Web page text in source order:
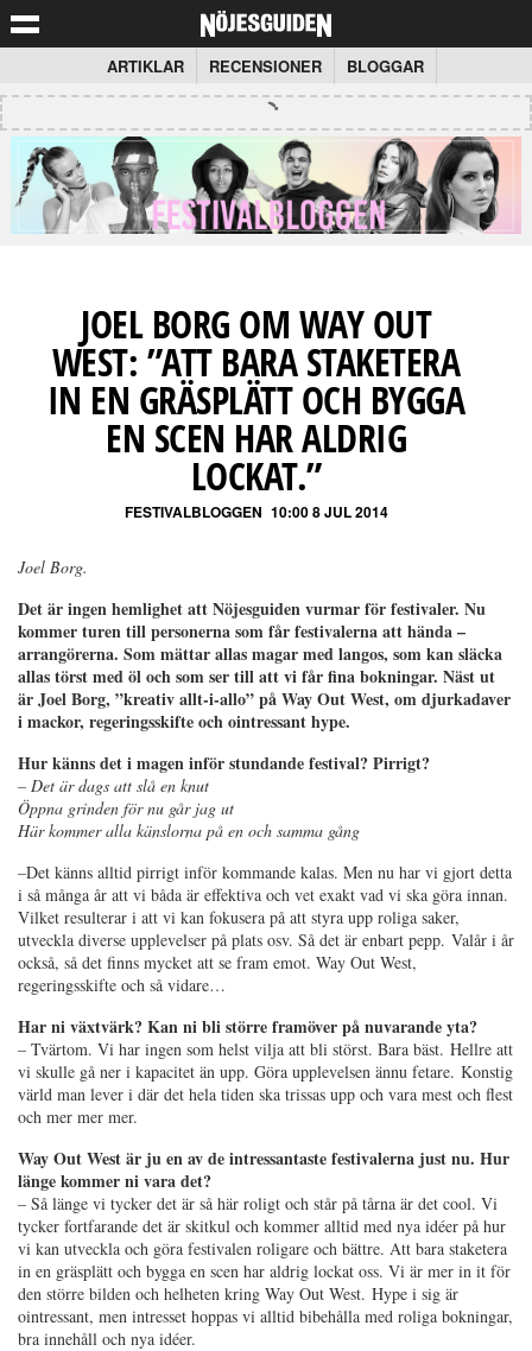
ARTIKLAR RECENSIONER BLOGGAR
JOEL BORG OM WAY OUT
WEST: ”ATT BARA STAKETERA
IN EN GRÄSPLÄTT OCH BYGGA
EN SCEN HAR ALDRIG
LOCKAT.”
FESTIVALBLOGGEN 10:00 8 JUL 2014
Joel Borg.
Det är ingen hemlighet att Nöjesguiden vurmar för festivaler. Nu
kommer turen till personerna som får festivalerna att hända –
arrangörerna. Som mättar allas magar med langos, som kan släcka
allas törst med öl och som ser till att vi får fina bokningar. Näst ut
är Joel Borg, ”kreativ allt-i-allo” på Way Out West, om djurkadaver
i mackor, regeringsskifte och ointressant hype.
Hur känns det i magen inför stundande festival?Pirrigt?
– Det är dags att slå en knut
Öppna grinden för nu går jag ut
Här kommer alla känslorna på en och samma gång
–Det känns alltid pirrigt inför kommande kalas. Men nu har vi gjort detta
i så många år att vi båda är effektiva och vet exakt vad vi ska göra innan.
Vilket resulterar i att vi kan fokusera på att styra upp roliga saker,
utveckla diverse upplevelser på plats osv. Så det är enbart pepp. Valår i år
också, så det finns mycket att se fram emot. Way Out West,
regeringsskifte och så vidare…
Har ni växtvärk? Kan ni bli större framöver på nuvarande yta?
– Tvärtom. Vi har ingen som helst vilja att bli störst. Bara bäst. Hellre att
vi skulle gå ner i kapacitet än upp. Göra upplevelsen ännu fetare. Konstig
värld man lever i där det hela tiden ska trissas upp och vara mest och flest
och mer mer mer.
Way Out West är ju en av de intressantaste festivalerna just nu. Hur
länge kommer ni vara det?
– Så länge vi tycker det är så här roligt och står på tårna är det cool. Vi
tycker fortfarande det är skitkul och kommer alltid med nya idéer på hur
vi kan utveckla och göra festivalen roligare och bättre. Att bara staketera
in en gräsplätt och bygga en scen har aldrig lockat oss. Vi är mer in it för
den större bilden och helheten kring Way Out West. Hype i sig är
ointressant, men intresset hoppas vi alltid bibehålla med roliga bokningar,
bra innehåll och nya idéer.